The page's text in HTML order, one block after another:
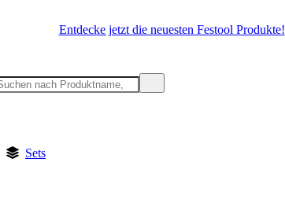
Entdecke jetzt die neuesten Festool Produkte!
Sets